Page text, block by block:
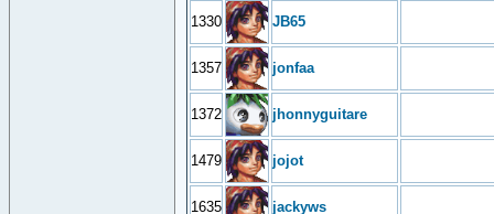
1330 JB65
1357 jonfaa
1372 jhonnyguitare
1479 jojot
1635 jackyws